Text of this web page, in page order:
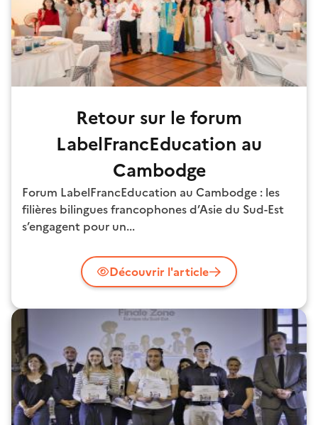
Retour sur le forum
LabelFrancEducation au
Cambodge
Forum LabelFrancEducation au Cambodge : les
filières bilingues francophones d’Asie du Sud-Est
s’engagent pour un...
Découvrir l'article